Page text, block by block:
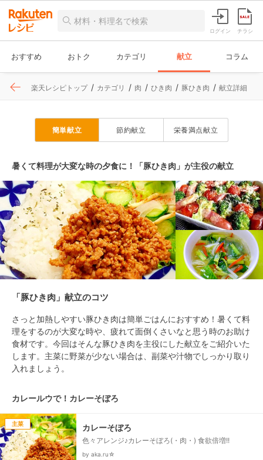
ログイン チラシ
おすすめ おトク カテゴリ 献立 コラム
楽天レシピトップ カテゴリ 肉 ひき肉 豚ひき肉 献立詳細
簡単献立 節約献立 栄養満点献立
暑くて料理が大変な時の夕食に！「豚ひき肉」が主役の献立
「豚ひき肉」献立のコツ
さっと加熱しやすい豚ひき肉は簡単ごはんにおすすめ！暑くて料
理をするのが大変な時や、疲れて面倒くさいなと思う時のお助け
食材です。今回はそんな豚ひき肉を主役にした献立をご紹介いた
します。主菜に野菜が少ない場合は、副菜や汁物でしっかり取り
入れましょう。
カレールウで！カレーそぼろ
主菜 カレーそぼろ
色々アレンジ♪カレーそぼろ(・肉・) 食欲倍増!!
by aka.ru☆